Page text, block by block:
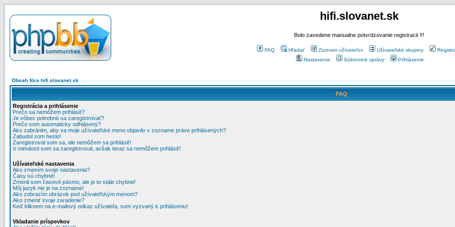
hifi.slovanet.sk
Bolo zavedene manualne potvrdzovanie registracii !!!
FAQ Hľadať Zoznam užívateľov Užívateľské skupiny
Nastavenia
Súkromné správy Prihlásenie
Obsah fóra hifi.slovanet.sk
FAQ
Registrácia a prihlásenie
Prečo sa nemôžem prihlásiť?
Je vôbec potrebné sa zaregistrovať?
Prečo som automaticky odhlásený?
Ako zabránim, aby sa moje užívateľské meno objavilo v zozname práve prihlásených?
Zabudol som heslo!
Zaregistroval som sa, ale nemôžem sa prihlásiť!
V minulosti som sa zaregistroval, avšak teraz sa nemôžem prihlásiť!
Užívateľské nastavenia
Ako zmením svoje nastavenia?
Časy sú chybné!
Zmenil som časové pásmo, ale je to stále chybne!
Môj jazyk nie je na zozname!
Ako zobrazím obrázok pod užívateľským menom?
Ako zmeniť svoje zaradenie?
Keď kliknem na e-mailový odkaz užívateľa, som vyzvaný k prihláseniu!
Vkladanie príspevkov